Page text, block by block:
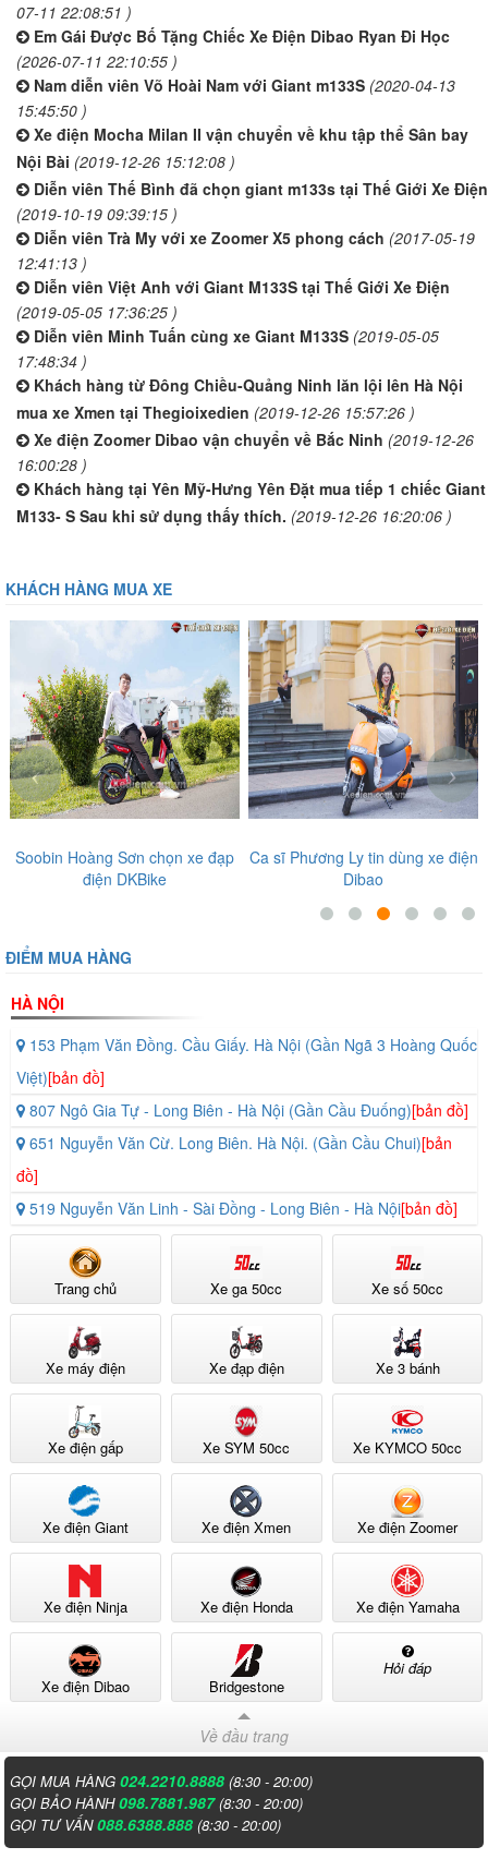
07-11 22:08:51 )
Em Gái Được Bố Tặng Chiếc Xe Điện Dibao Ryan Đi Học
(2026-07-11 22:10:55 )
Nam diễn viên Võ Hoài Nam với Giant m133S (2020-04-13
15:45:50 )
Xe điện Mocha Milan II vận chuyển về khu tập thể Sân bay
Nội Bài (2019-12-26 15:12:08 )
Diễn viên Thế Bình đã chọn giant m133s tại Thế Giới Xe Điện
(2019-10-19 09:39:15 )
Diễn viên Trà My với xe Zoomer X5 phong cách (2017-05-19
12:41:13 )
Diễn viên Việt Anh với Giant M133S tại Thế Giới Xe Điện
(2019-05-05 17:36:25 )
Diễn viên Minh Tuấn cùng xe Giant M133S (2019-05-05
17:48:34 )
Khách hàng từ Đông Chiều-Quảng Ninh lăn lội lên Hà Nội
mua xe Xmen tại Thegioixedien (2019-12-26 15:57:26 )
Xe điện Zoomer Dibao vận chuyển về Bắc Ninh (2019-12-26
16:00:28 )
Khách hàng tại Yên Mỹ-Hưng Yên Đặt mua tiếp 1 chiếc Giant
M133- S Sau khi sử dụng thấy thích. (2019-12-26 16:20:06 )
KHÁCH HÀNG MUA XE
chọn xe đạp
Ca sĩ Phương Ly tin dùng xe điện
Diễn viên, ca sĩ
tưởng những sản
‹ ›
ĐIỂM MUA HÀNG
HÀ NỘI
153 Phạm Văn Đồng. Cầu Giấy. Hà Nội (Gần Ngã 3 Hoàng Quốc
Việt)[bản đồ]
807 Ngô Gia Tự - Long Biên - Hà Nội (Gần Cầu Đuống)[bản đồ]
651 Nguyễn Văn Cừ. Long Biên. Hà Nội. (Gần Cầu Chui)[bản
đồ]
519 Nguyễn Văn Linh - Sài Đồng - Long Biên - Hà Nội[bản đồ]
Trang chủ Xe ga 50cc Xe số 50cc
Xe máy điện Xe đạp điện Xe 3 bánh
Xe điện gấp Xe SYM 50cc Xe KYMCO 50cc
Xe điện Giant Xe điện Xmen Xe điện Zoomer
Xe điện Ninja Xe điện Honda Xe điện Yamaha
Xe điện Dibao Bridgestone
Hỏi đáp
Về đầu trang
GỌI MUA HÀNG024.2210.8888 (8:30 - 20:00)
GỌI BẢO HÀNH098.7881.987 (8:30 - 20:00)
GỌI TƯ VẤN088.6388.888 (8:30 - 20:00)